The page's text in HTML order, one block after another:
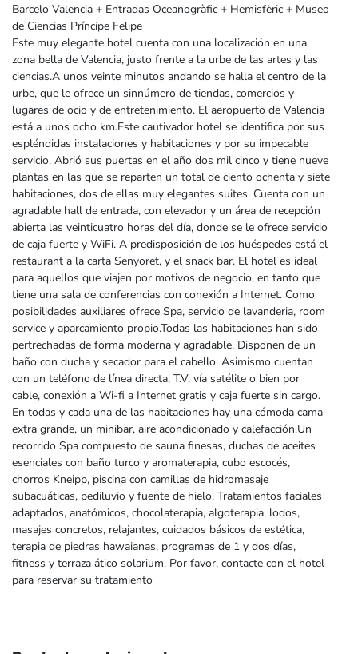
Barcelo Valencia + Entradas Oceanogràfic + Hemisfèric + Museo
de Ciencias Príncipe Felipe
Este muy elegante hotel cuenta con una localización en una
zona bella de Valencia, justo frente a la urbe de las artes y las
ciencias.A unos veinte minutos andando se halla el centro de la
urbe, que le ofrece un sinnúmero de tiendas, comercios y
lugares de ocio y de entretenimiento. El aeropuerto de Valencia
está a unos ocho km.Este cautivador hotel se identifica por sus
espléndidas instalaciones y habitaciones y por su impecable
servicio. Abrió sus puertas en el año dos mil cinco y tiene nueve
plantas en las que se reparten un total de ciento ochenta y siete
habitaciones, dos de ellas muy elegantes suites. Cuenta con un
agradable hall de entrada, con elevador y un área de recepción
abierta las veinticuatro horas del día, donde se le ofrece servicio
de caja fuerte y WiFi. A predisposición de los huéspedes está el
restaurant a la carta Senyoret, y el snack bar. El hotel es ideal
para aquellos que viajen por motivos de negocio, en tanto que
tiene una sala de conferencias con conexión a Internet. Como
posibilidades auxiliares ofrece Spa, servicio de lavanderia, room
service y aparcamiento propio.Todas las habitaciones han sido
pertrechadas de forma moderna y agradable. Disponen de un
baño con ducha y secador para el cabello. Asimismo cuentan
con un teléfono de línea directa, T.V. vía satélite o bien por
cable, conexión a Wi-fi a Internet gratis y caja fuerte sin cargo.
En todas y cada una de las habitaciones hay una cómoda cama
extra grande, un minibar, aire acondicionado y calefacción.Un
recorrido Spa compuesto de sauna finesas, duchas de aceites
esenciales con baño turco y aromaterapia, cubo escocés,
chorros Kneipp, piscina con camillas de hidromasaje
subacuáticas, pediluvio y fuente de hielo. Tratamientos faciales
adaptados, anatómicos, chocolaterapia, algoterapia, lodos,
masajes concretos, relajantes, cuidados básicos de estética,
terapia de piedras hawaianas, programas de 1 y dos días,
fitness y terraza ático solarium. Por favor, contacte con el hotel
para reservar su tratamiento